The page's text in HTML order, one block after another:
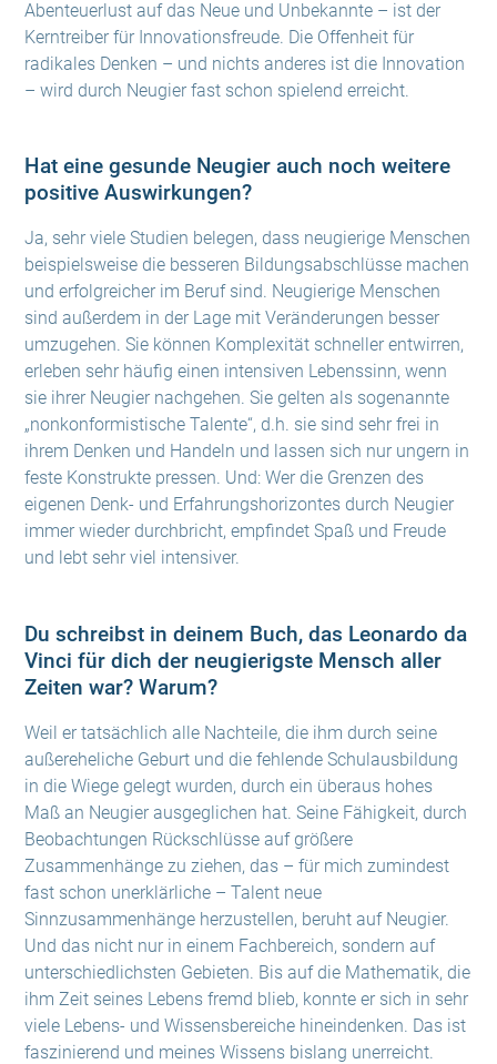
Abenteuerlust auf das Neue und Unbekannte – ist der
Kerntreiber für Innovationsfreude. Die Offenheit für
radikales Denken – und nichts anderes ist die Innovation
– wird durch Neugier fast schon spielend erreicht.
Hat eine gesunde Neugier auch noch weitere
positive Auswirkungen?
Ja, sehr viele Studien belegen, dass neugierige Menschen
beispielsweise die besseren Bildungsabschlüsse machen
und erfolgreicher im Beruf sind. Neugierige Menschen
sind außerdem in der Lage mit Veränderungen besser
umzugehen. Sie können Komplexität schneller entwirren,
erleben sehr häufig einen intensiven Lebenssinn, wenn
sie ihrer Neugier nachgehen. Sie gelten als sogenannte
„nonkonformistische Talente“, d.h. sie sind sehr frei in
ihrem Denken und Handeln und lassen sich nur ungern in
feste Konstrukte pressen. Und: Wer die Grenzen des
eigenen Denk- und Erfahrungshorizontes durch Neugier
immer wieder durchbricht, empfindet Spaß und Freude
und lebt sehr viel intensiver.
Du schreibst in deinem Buch, das Leonardo da
Vinci für dich der neugierigste Mensch aller
Zeiten war? Warum?
Weil er tatsächlich alle Nachteile, die ihm durch seine
außereheliche Geburt und die fehlende Schulausbildung
in die Wiege gelegt wurden, durch ein überaus hohes
Maß an Neugier ausgeglichen hat. Seine Fähigkeit, durch
Beobachtungen Rückschlüsse auf größere
Zusammenhänge zu ziehen, das – für mich zumindest
fast schon unerklärliche – Talent neue
Sinnzusammenhänge herzustellen, beruht auf Neugier.
Und das nicht nur in einem Fachbereich, sondern auf
unterschiedlichsten Gebieten. Bis auf die Mathematik, die
ihm Zeit seines Lebens fremd blieb, konnte er sich in sehr
viele Lebens- und Wissensbereiche hineindenken. Das ist
faszinierend und meines Wissens bislang unerreicht.